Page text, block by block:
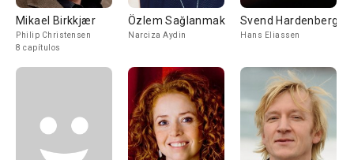
Mikael Birkkjær
Philip Christensen
8 capítulos
Özlem Sağlanmak
Narciza Aydin
Svend Hardenberg
Hans Eliassen